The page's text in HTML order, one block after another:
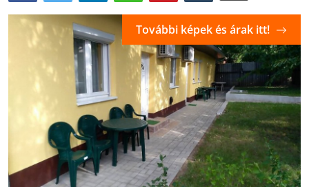
További képek és árak itt!